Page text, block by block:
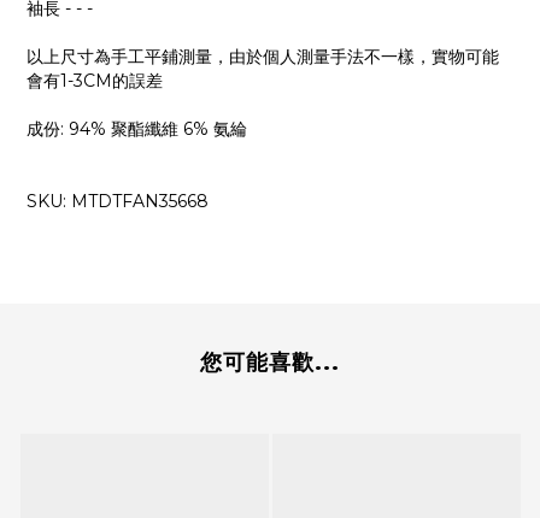
袖長 - - -
以上尺寸為手工平鋪測量，由於個人測量手法不一樣，實物可能
會有1-3CM的誤差
成份: 94% 聚酯纖維 6% 氨綸
SKU: MTDTFAN35668
您可能喜歡...